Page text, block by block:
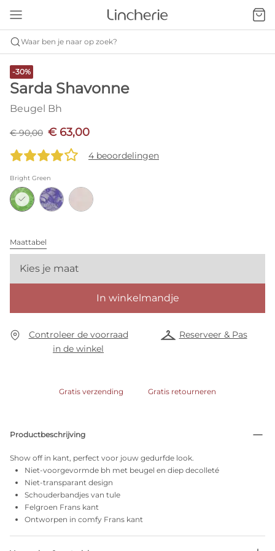
Waar ben je naar op zoek?
-30%
Sarda Shavonne
Beugel Bh
€ 90,00 € 63,00
4 beoordelingen
Bright Green
Maattabel
Kies je maat
In winkelmandje
Controleer de voorraad
in de winkel
Reserveer & Pas
Gratis verzending Gratis retourneren
Productbeschrijving
Show off in kant, perfect voor jouw gedurfde look.
Niet-voorgevormde bh met beugel en diep decolleté
Niet-transparant design
Schouderbandjes van tule
Felgroen Frans kant
Ontworpen in comfy Frans kant